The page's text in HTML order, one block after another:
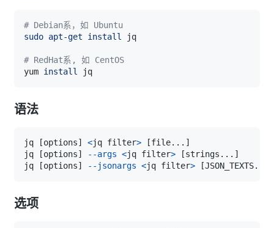
# Debian系，如 Ubuntu
sudo apt-get install
# RedHat系, 如 CentOS
yum install
语法
jq [options] <jq filter> [file.. . ]
jq
[options] --args <jq filter> [strings .. . ]
jq
[options] --jsonargs <jq filter> [JSON_TEXTS..
选项